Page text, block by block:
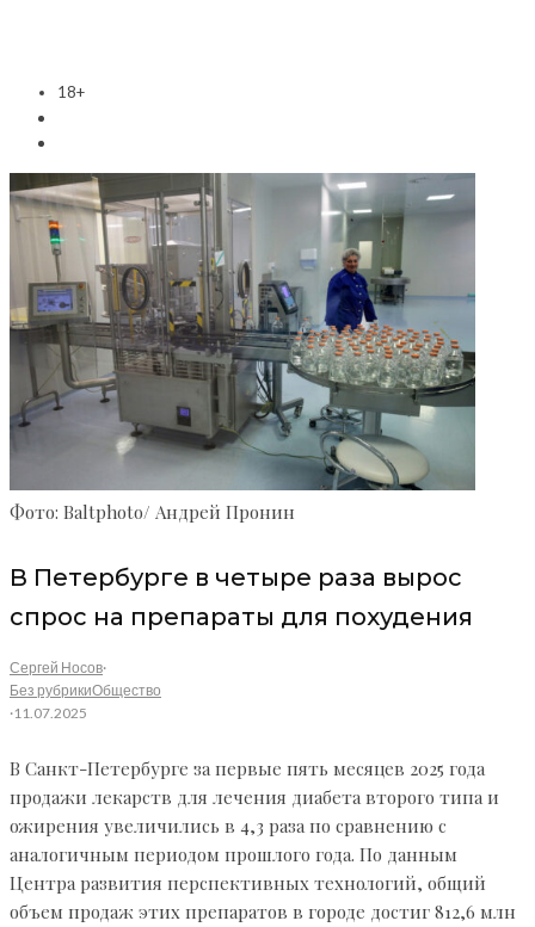
18+
Фото: Baltphoto/ Андрей Пронин
В Петербурге в четыре раза вырос
спрос на препараты для похудения
Сергей Носов·
Без рубрикиОбщество
·11.07.2025
В Санкт-Петербурге за первые пять месяцев 2025 года
продажи лекарств для лечения диабета второго типа и
ожирения увеличились в 4,3 раза по сравнению с
аналогичным периодом прошлого года. По данным
Центра развития перспективных технологий, общий
объем продаж этих препаратов в городе достиг 812,6 млн